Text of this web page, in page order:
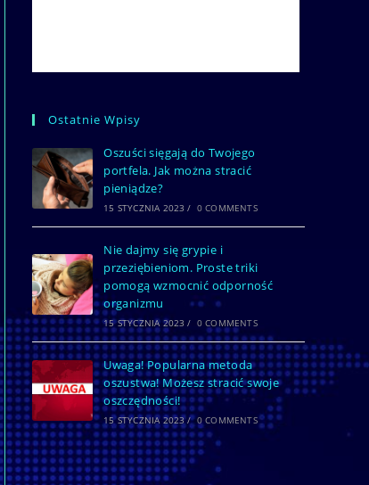
Ostatnie Wpisy
Oszuści sięgają do Twojego
portfela. Jak można stracić
pieniądze?
15 STYCZNIA 2023 / 0 COMMENTS
Nie dajmy się grypie i
przeziębieniom. Proste triki
pomogą wzmocnić odporność
organizmu
15 STYCZNIA 2023 / 0 COMMENTS
Uwaga! Popularna metoda
oszustwa! Możesz stracić swoje
oszczędności!
15 STYCZNIA 2023 / 0 COMMENTS